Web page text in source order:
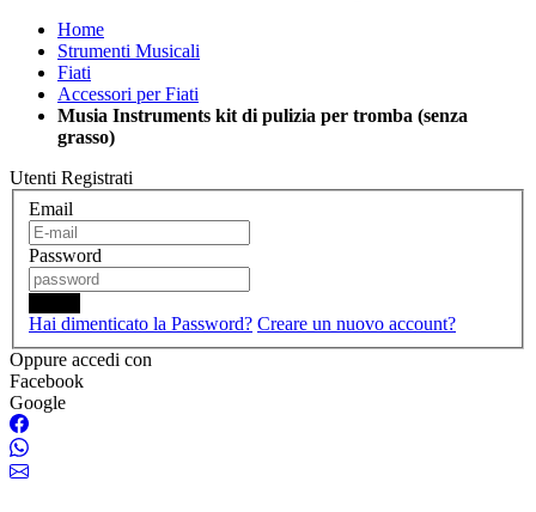
Home
Strumenti Musicali
Fiati
Accessori per Fiati
Musia Instruments kit di pulizia per tromba (senza
grasso)
Utenti Registrati
Email
Password
Hai dimenticato la Password? Creare un nuovo account?
Oppure accedi con
Facebook
Google